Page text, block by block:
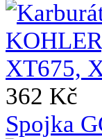
362 Kč
Spojka